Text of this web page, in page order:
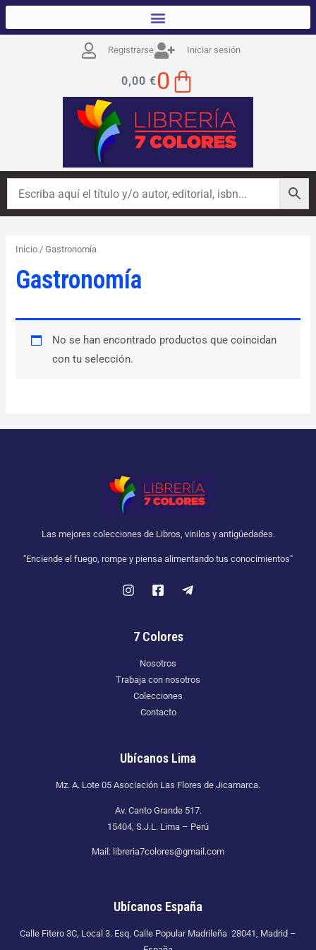
al
Registrarse Iniciar sesión
0,00 €0
CART
Inicio / Gastronomía
Gastronomía
No se han encontrado productos que coincidan
con tu selección.
Las mejores colecciones de Libros, vinilos y antigüedades.
"Enciende el fuego, rompe y piensa alimentando tus conocimientos"
7 Colores
Nosotros
Trabaja con nosotros
Colecciones
Contacto
Ubícanos Lima
Mz. A. Lote 05 Asociación Las Flores de Jicamarca.
Av. Canto Grande 517.
15404, S.J.L. Lima – Perú
Mail: libreria7colores@gmail.com
Ubícanos España
Calle Fitero 3C, Local 3. Esq. Calle Popular Madrileña 28041, Madrid –